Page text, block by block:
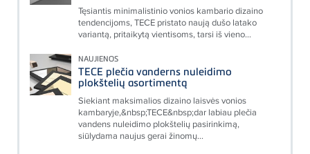
Tęsiantis minimalistinio vonios kambario dizaino
tendencijoms, TECE pristato naują dušo latako
variantą, pritaikytą vientisoms, tarsi iš vieno...
NAUJIENOS
TECE plečia vanderns nuleidimo
plokštelių asortimentą
Siekiant maksimalios dizaino laisvės vonios
kambaryje,&nbsp;TECE&nbsp;dar labiau plečia
vandens nuleidimo plokštelių pasirinkimą,
siūlydama naujus gerai žinomų...